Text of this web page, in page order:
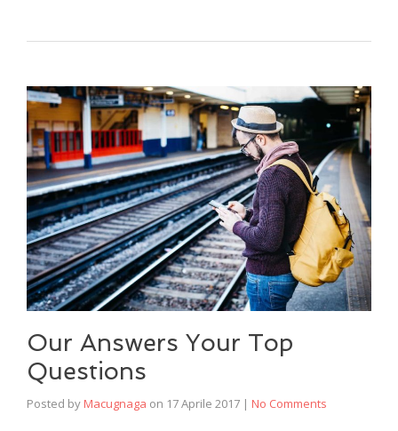
Our Answers Your Top
Questions
Posted by Macugnaga on 17 Aprile 2017 | No Comments